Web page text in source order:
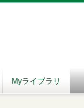
Myライブラリ